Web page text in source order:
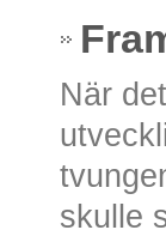
När
skulle